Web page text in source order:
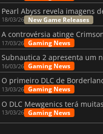
18/03/26 New Game Releases
17/03/26 Gaming News
16/03/26 Gaming News
13/03/26 Gaming News
O DLC Mewgenics terá
13/03/26 Gaming News